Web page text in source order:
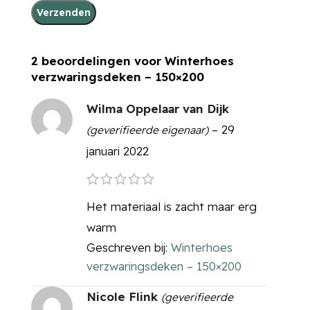
2 beoordelingen voor Winterhoes
verzwaringsdeken – 150×200
Wilma Oppelaar van Dijk
(geverifieerde eigenaar) – 29
januari 2022
Het materiaal is zacht maar erg
warm
Geschreven bij: Winterhoes
verzwaringsdeken – 150×200
Nicole Flink (geverifieerde